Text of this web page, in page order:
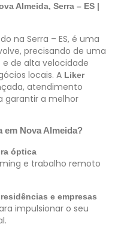
Almeida, Serra – ES |
na Serra – ES, é uma
precisando de uma
de alta velocidade
locais. A Liker
atendimento
garantir a melhor
em Nova Almeida?
óptica
e trabalho remoto
e empresas
impulsionar o seu